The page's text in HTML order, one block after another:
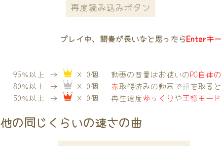
再度読み込みボタン
プレイ中、間奏が長いなと思ったらEnterキ
95％以上 →
× 0個
80％以上 →
× 0個
50％以上 →
× 0個
動画の音量はお使いのPC自体
赤取得済みの動画で銀を取る
再生速度ゆっくりや王様モー
他の同じくらいの速さの曲